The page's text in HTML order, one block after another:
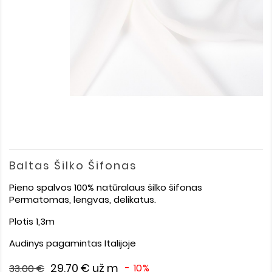
Baltas Šilko Šifonas
Pieno spalvos 100% natūralaus šilko šifonas
Permatomas, lengvas, delikatus.
Plotis 1,3m
Audinys pagamintas Italijoje
29,70 € už m - 10%
33,00 €